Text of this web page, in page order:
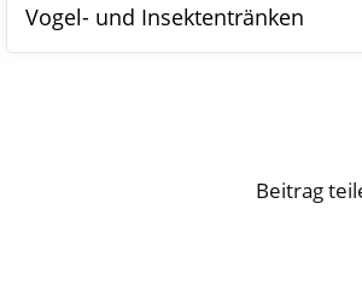
Vogel- und Insektentränken
Beitrag